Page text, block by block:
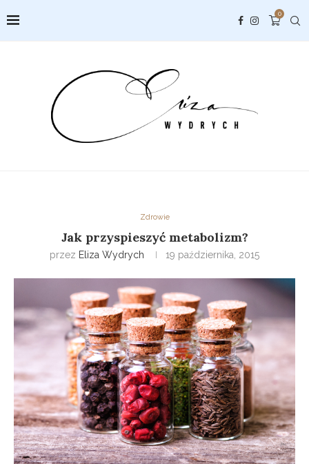
0
Zdrowie
Jak przyspieszyć metabolizm?
przez Eliza Wydrych 19 października, 2015